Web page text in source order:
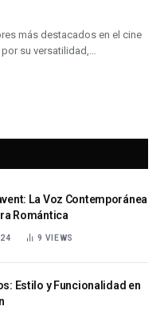
más destacados en el cine
su versatilidad,…
La Voz Contemporánea
Romántica
9 VIEWS
Estilo y Funcionalidad en